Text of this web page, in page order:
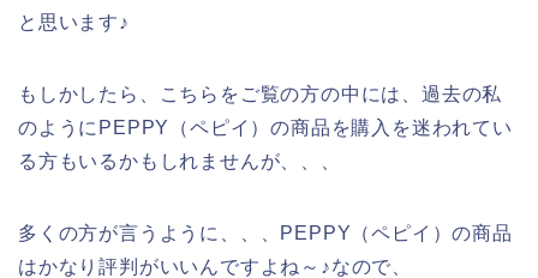
と思います♪
もしかしたら、こちらをご覧の方の中には、過去の私
のようにPEPPY（ペピイ）の商品を購入を迷われてい
る方もいるかもしれませんが、、、
多くの方が言うように、、、PEPPY（ペピイ）の商品
はかなり評判がいいんですよね～♪なので、